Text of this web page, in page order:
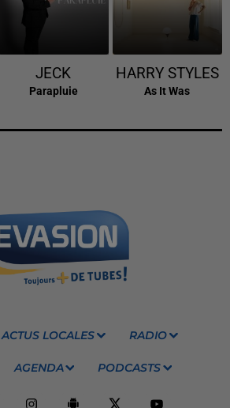
JECK
Parapluie
HARRY STYLES
As It Was
ACTUS LOCALES RADIO
AGENDA PODCASTS